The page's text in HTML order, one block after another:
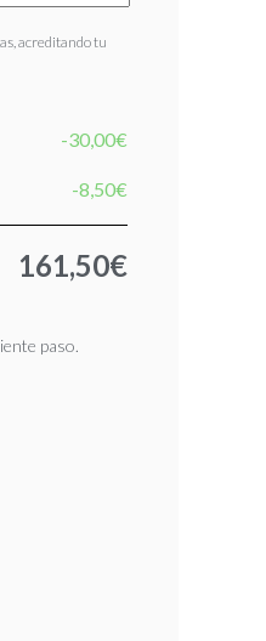
acreditando tu
-30,00€
-8,50€
161,50€
paso.